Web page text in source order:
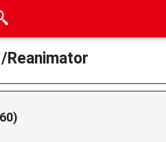
Reanimator